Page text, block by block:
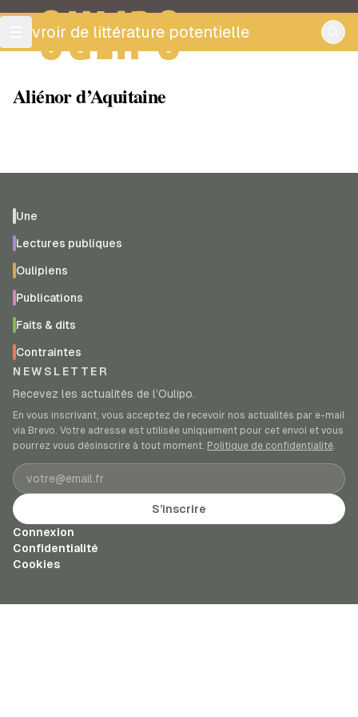
OULIPO
ouvroir de littérature potentielle
Aliénor d’Aquitaine
Une
Lectures publiques
Oulipiens
Publications
Faits & dits
Contraintes
NEWSLETTER
Recevez les actualités de l’Oulipo.
En vous inscrivant, vous acceptez de recevoir nos actualités par e-mail
via Brevo. Votre adresse est utilisée uniquement pour cet envoi et vous
pourrez vous désinscrire à tout moment. Politique de confidentialité.
Adresse e-mail
S’inscrire
Connexion
Confidentialité
Cookies